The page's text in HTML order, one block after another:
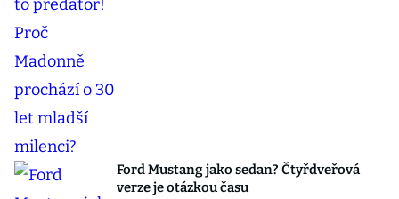
Ford Mustang jako sedan? Čtyřdveřová
verze je otázkou času